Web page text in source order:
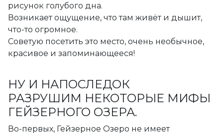
рисунок голубого дна.
Возникает ощущение, что там живёт и дышит,
что-то огромное.
Советую посетить это место, очень необычное,
красивое и запоминающееся!
НУ И НАПОСЛЕДОК
РАЗРУШИМ НЕКОТОРЫЕ МИФЫ
ГЕЙЗЕРНОГО ОЗЕРА.
Во-первых, Гейзерное Озеро не имеет